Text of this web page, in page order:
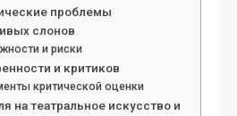
проблемы
слонов
и риски
и критиков
критической оценки
на театральное искусство и